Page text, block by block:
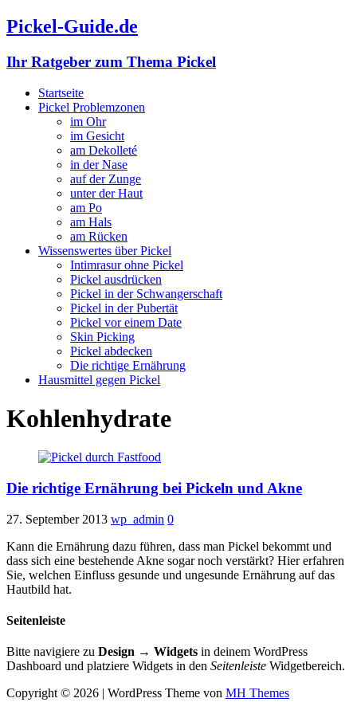
Pickel-Guide.de
Ihr Ratgeber zum Thema Pickel
Startseite
Pickel Problemzonen
im Ohr
im Gesicht
am Dekolleté
in der Nase
auf der Zunge
unter der Haut
am Po
am Hals
am Rücken
Wissenswertes über Pickel
Intimrasur ohne Pickel
Pickel ausdrücken
Pickel in der Schwangerschaft
Pickel in der Pubertät
Pickel vor einem Date
Skin Picking
Pickel abdecken
Die richtige Ernährung
Hausmittel gegen Pickel
Kohlenhydrate
Die richtige Ernährung bei Pickeln und Akne
27. September 2013 wp_admin 0
Kann die Ernährung dazu führen, dass man Pickel bekommt und
dass sich eine bestehende Akne sogar noch verstärkt? Hier erfahren
Sie, welchen Einfluss gesunde und ungesunde Ernährung auf das
Hautbild hat.
Seitenleiste
Bitte navigiere zu Design → Widgets in deinem WordPress
Dashboard und platziere Widgets in den Seitenleiste Widgetbereich.
Copyright © 2026 | WordPress Theme von MH Themes